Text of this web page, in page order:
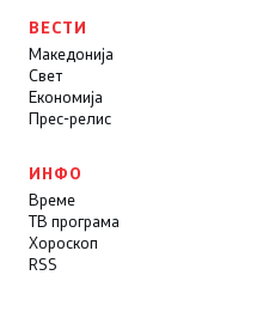
ВЕСТИ
Македонија
Свет
Економија
Прес-релис
ИНФО
Време
ТВ програма
Хороскоп
RSS